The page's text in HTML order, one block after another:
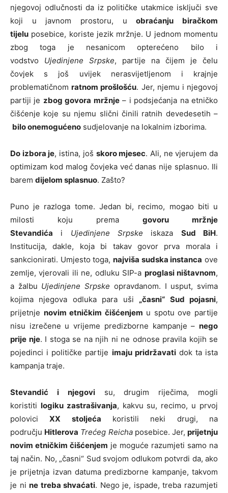
njegovoj odlučnosti da iz političke utakmice isključi sve
koji u javnom prostoru, uobraćanju biračkom
tijelu posebice, koriste jezik mržnje. U jednom momentu
zbog toga je nesanicom opterećeno bilo i
vodstvo Ujedinjene Srpske, partije na čijem je čelu
čovjek s još uvijek nerasvijetljenom i krajnje
problematičnomratnom prošlošću. Jer, njemu i njegovoj
partiji je zbog govora mržnje– i podsjećanja na etničko
čišćenje koje su njemu slični činili ratnih devedesetih –
bilo onemogućeno sudjelovanje na lokalnim izborima.
Do izbora je, istina, još skoro mjesec. Ali, ne vjerujem da
optimizam kod malog čovjeka već danas nije splasnuo. Ili
barem dijelom splasnuo. Zašto?
Puno je razloga tome. Jedan bi, recimo, mogao biti u
milosti koju prema govoru mržnje
Stevandića i Ujedinjene Srpske iskaza Sud BiH.
Institucija, dakle, koja bi takav govor prva morala i
sankcionirati. Umjesto toga, najviša sudska instanca ove
zemlje, vjerovali ili ne, odluku SIP-a proglasi ništavnom,
a žalbu Ujedinjene Srpske opravdanom. I usput, svima
kojima njegova odluka para uši „časni“ Sud pojasni,
prijetnje novim etničkim čišćenjem u spotu ove partije
nisu izrečene u vrijeme predizborne kampanje – nego
prije nje. I stoga se na njih ni ne odnose pravila kojih se
pojedinci i političke partije imaju pridržavatidok ta ista
kampanja traje.
Stevandić i njegovisu, drugim riječima, mogli
koristiti logiku zastrašivanja, kakvu su, recimo, u prvoj
poloviciXX stoljeća koristili neki drugi, na
području Hitlerova Trećeg Reichaposebice. Jer,prijetnju
novim etničkim čišćenjem je moguće razumjeti samo na
taj način. No, „časni“ Sud svojom odlukom potvrdi da, ako
je prijetnja izvan datuma predizborne kampanje, takvom
je nine treba shvaćati. Nego je, ispade, treba razumjeti